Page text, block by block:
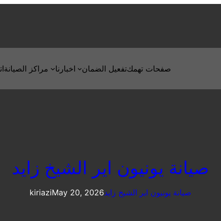
مراكز الصيانة اخبارنا تفعيل الضمانصفحات تهمك
صيانة يونيون اير الشيخ زايد
kiriaziMay 20, 2026صيانة يونيون اير الشيخ زايد